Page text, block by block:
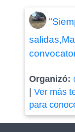
Organizó:
Ver más
para